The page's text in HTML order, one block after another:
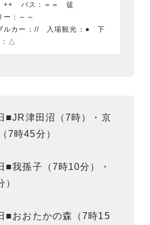
++ バス：＝＝ 徒
：～～
ルカー：// 入場観光：● 下
：△
■JR津田沼（7時）・京
7時45分）
■我孫子（7時10分）・
■おおたかの森（7時15